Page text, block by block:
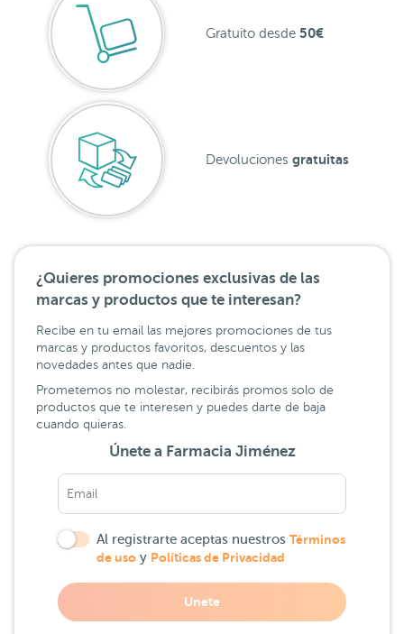
Gratuito desde 50€
Devoluciones gratuitas
¿Quieres promociones exclusivas de las
marcas y productos que te interesan?
Recibe en tu email las mejores promociones de tus
marcas y productos favoritos, descuentos y las
novedades antes que nadie.
Prometemos no molestar, recibirás promos solo de
productos que te interesen y puedes darte de baja
cuando quieras.
Únete a Farmacia Jiménez
Al registrarte aceptas nuestros Términos
de uso y Políticas de Privacidad
Unete